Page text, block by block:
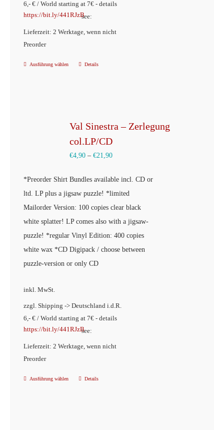
gewählt
werden
6,- € / World starting at 7€ - details
see:
https://bit.ly/441RJzB
Lieferzeit: 2 Werktage, wenn nicht
Preorder
Ausführung wählen
Dieses
Varianten
auf.
können
auf
der
Produktseite
gewählt
werden
Details
Val Sinestra – Zerlegung
col.LP/CD
€4,90 –€21,90
*Preorder Shirt Bundles available incl. CD or
ltd. LP plus a jigsaw puzzle! *limited
Mailorder Version: 100 copies clear black
white splatter! LP comes also with a jigsaw-
puzzle! *regular Vinyl Edition: 400 copies
white wax *CD Digipack / choose between
puzzle-version or only CD
inkl. MwSt.
zzgl. Shipping -> Deutschland i.d.R.
6,- € / World starting at 7€ - details
see:
https://bit.ly/441RJzB
Lieferzeit: 2 Werktage, wenn nicht
Preorder
Ausführung wählen
Dieses
Details